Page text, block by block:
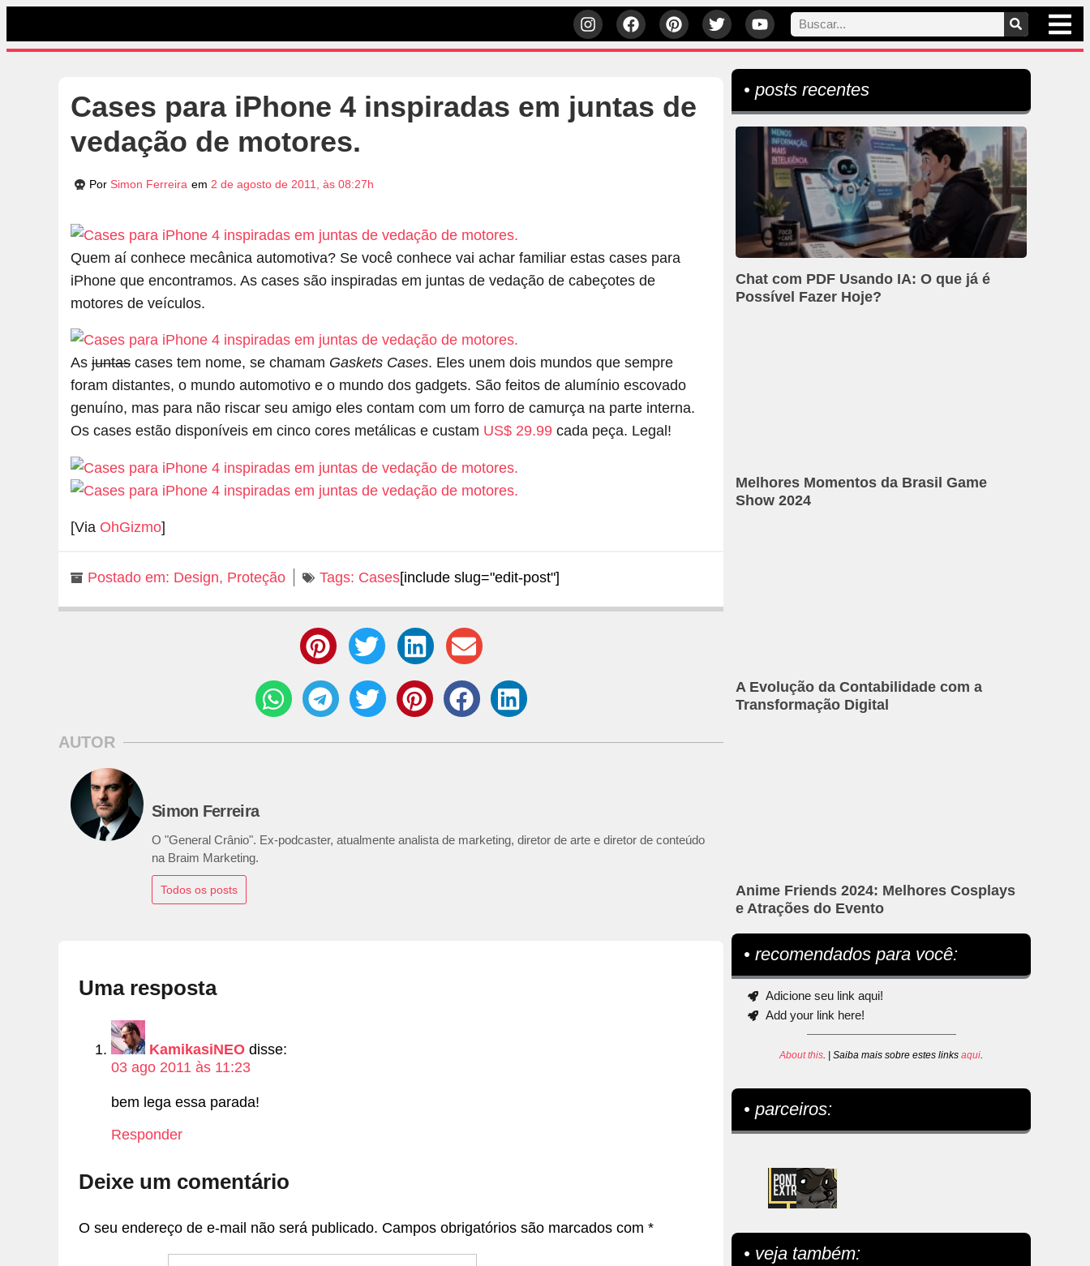
Cases para iPhone 4 inspiradas em juntas de
vedação de motores.
Por Simon Ferreira em 2 de agosto de 2011, às 08:27h
Quem aí conhece mecânica automotiva? Se você conhece vai achar familiar estas cases para
iPhone que encontramos. As cases são inspiradas em juntas de vedação de cabeçotes de
motores de veículos.
As juntas cases tem nome, se chamam Gaskets Cases. Eles unem dois mundos que sempre
foram distantes, o mundo automotivo e o mundo dos gadgets. São feitos de alumínio escovado
genuíno, mas para não riscar seu amigo eles contam com um forro de camurça na parte interna.
Os cases estão disponíveis em cinco cores metálicas e custam US$ 29.99 cada peça. Legal!
[Via OhGizmo]
Postado em: Design, Proteção Tags: Cases[include slug="edit-post"]
AUTOR
Simon Ferreira
O "General Crânio". Ex-podcaster, atualmente analista de marketing, diretor de arte e diretor de conteúdo
na Braim Marketing.
Todos os posts
Uma resposta
KamikasiNEO disse:
03 ago 2011 às 11:23
bem lega essa parada!
Responder
Deixe um comentário
O seu endereço de e-mail não será publicado. Campos obrigatórios são marcados com *
• posts recentes
Chat com PDF Usando IA: O que já é
Possível Fazer Hoje?
Melhores Momentos da Brasil Game
Show 2024
A Evolução da Contabilidade com a
Transformação Digital
Anime Friends 2024: Melhores Cosplays
e Atrações do Evento
• recomendados para você:
Adicione seu link aqui!
Add your link here!
About this. | Saiba mais sobre estes linksaqui.
• parceiros:
• veja também: